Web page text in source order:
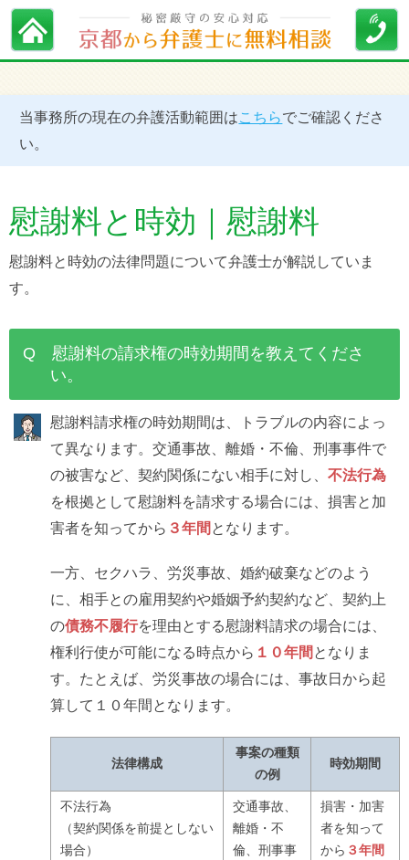
当事務所の現在の弁護活動範囲はこちらでご確認くださ
い。
慰謝料と時効｜慰謝料
慰謝料と時効の法律問題について弁護士が解説していま
す。
Q 慰謝料の請求権の時効期間を教えてくださ
い。
慰謝料請求権の時効期間は、トラブルの内容によっ
て異なります。交通事故、離婚・不倫、刑事事件で
の被害など、契約関係にない相手に対し、 不法行為
を根拠として慰謝料を請求する場合には、損害と加
害者を知ってから ３年間 となります。
一方、セクハラ、労災事故、婚約破棄などのよう
に、相手との雇用契約や婚姻予約契約など、契約上
の債務不履行を理由とする慰謝料請求の場合には、
権利行使が可能になる時点から １０年間 となりま
す。たとえば、労災事故の場合には、事故日から起
算して１０年間となります。
法律構成
事案の種類
の例
時効期間
不法行為
（契約関係を前提としない
場合）
交通事故、
離婚・不
倫、刑事事
損害・加害
者を知って
から ３年間